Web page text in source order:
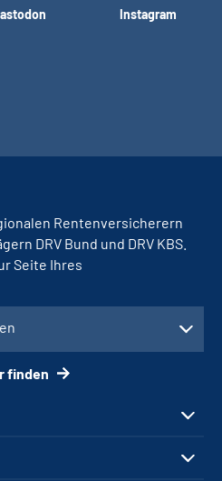
Instagram
Rentenversicherern
DRV Bund und DRV KBS.
Seite Ihres
finden